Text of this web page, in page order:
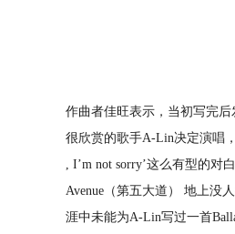
作曲者佳旺表示，当初写完
很欣赏的歌手A-Lin决定演唱
, I’m not sorry’这么有型的对
Avenue （第五大道） 地上没
涯中未能为A-Lin写过一首